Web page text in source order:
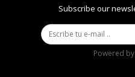
Subscribe our
Powered by